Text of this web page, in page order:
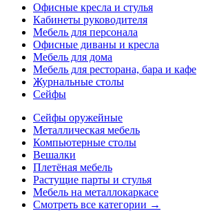
Офисные кресла и стулья
Кабинеты руководителя
Мебель для персонала
Офисные диваны и кресла
Мебель для дома
Мебель для ресторана, бара и кафе
Журнальные столы
Сейфы
Сейфы оружейные
Металлическая мебель
Компьютерные столы
Вешалки
Плетёная мебель
Растущие парты и стулья
Мебель на металлокаркасе
Смотреть все категории →